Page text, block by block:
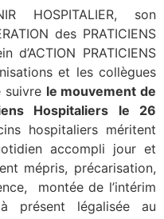
HOSPITALIER, son
des PRATICIENS
d’ACTION PRATICIENS
et les collègues
suivre le mouvement de
Hospitaliers le 26
hospitaliers méritent
accompli jour et
mépris, précarisation,
montée de l’intérim
présent légalisée au